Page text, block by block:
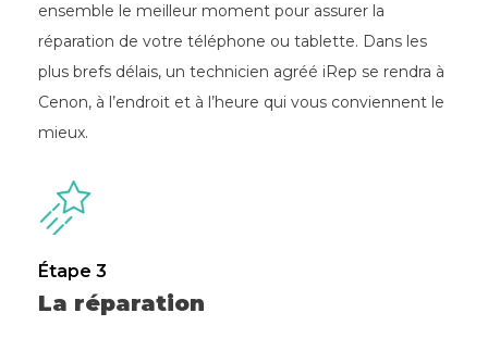
ensemble le meilleur moment pour assurer la
réparation de votre téléphone ou tablette. Dans les
plus brefs délais, un technicien agréé iRep se rendra à
Cenon, à l’endroit et à l’heure qui vous conviennent le
mieux.
Étape 3
La réparation